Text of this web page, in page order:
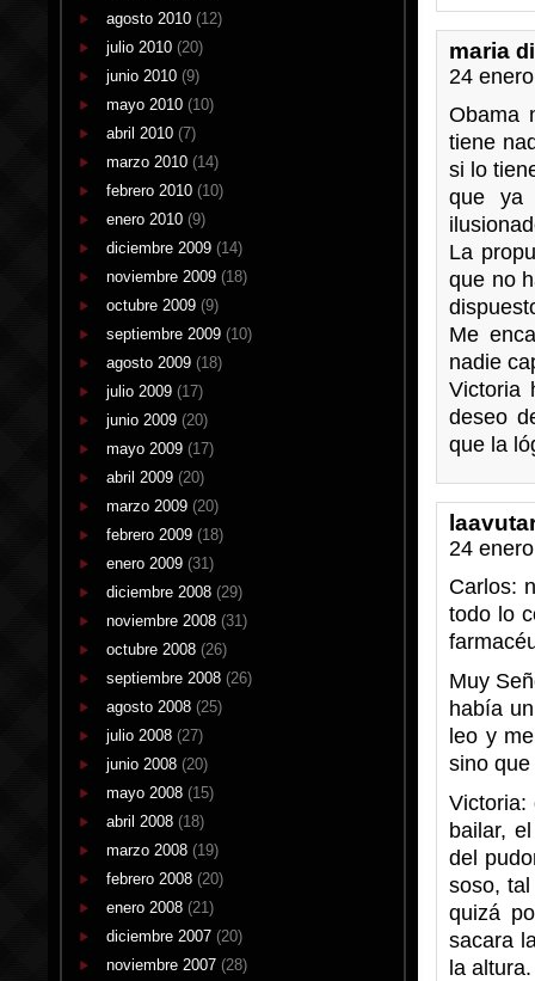
agosto 2010 (12)
julio 2010 (20)
junio 2010 (9)
mayo 2010 (10)
abril 2010 (7)
marzo 2010 (14)
febrero 2010 (10)
enero 2010 (9)
diciembre 2009 (14)
noviembre 2009 (18)
octubre 2009 (9)
septiembre 2009 (10)
agosto 2009 (18)
julio 2009 (17)
junio 2009 (20)
mayo 2009 (17)
abril 2009 (20)
marzo 2009 (20)
febrero 2009 (18)
enero 2009 (31)
diciembre 2008 (29)
noviembre 2008 (31)
octubre 2008 (26)
septiembre 2008 (26)
agosto 2008 (25)
julio 2008 (27)
junio 2008 (20)
mayo 2008 (15)
abril 2008 (18)
marzo 2008 (19)
febrero 2008 (20)
enero 2008 (21)
diciembre 2007 (20)
noviembre 2007 (28)
maria
24
Obama
tiene
si lo
que ya
La
que no
Me
nadie
Victoria
deseo
que la
24
Carlos:
todo lo
Muy
había
leo y
sino
Victoria:
bailar,
del
soso,
quizá
sacara
la